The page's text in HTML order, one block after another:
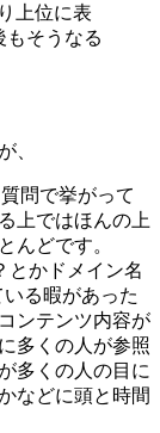
上位に表
もそうなる
、
問で挙がって
上ではほんの上
んどです。
とかドメイン名
る暇があった
ンテンツ内容が
多くの人が参照
多くの人の目に
などに頭と時間